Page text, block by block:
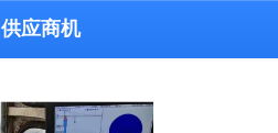
供应商机